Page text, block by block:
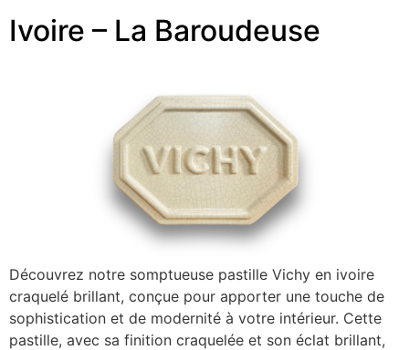
Ivoire – La Baroudeuse
Découvrez notre somptueuse pastille Vichy en ivoire
craquelé brillant, conçue pour apporter une touche de
sophistication et de modernité à votre intérieur. Cette
pastille, avec sa finition craquelée et son éclat brillant,